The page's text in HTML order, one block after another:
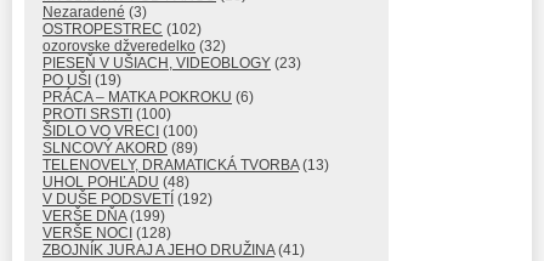
Nezaradené (3)
OSTROPESTREC (102)
ozorovske džveredelko (32)
PIESEŇ V UŠIACH, VIDEOBLOGY (23)
PO UŠI (19)
PRÁCA – MATKA POKROKU (6)
PROTI SRSTI (100)
ŠIDLO VO VRECI (100)
SLNCOVÝ AKORD (89)
TELENOVELY, DRAMATICKÁ TVORBA(13)
UHOL POHĽADU (48)
V DUŠE PODSVETÍ (192)
VERŠE DŇA(199)
VERŠE NOCI (128)
ZBOJNÍK JURAJ A JEHO DRUŽINA(41)